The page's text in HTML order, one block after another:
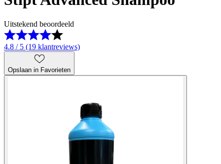
Uitstekend beoordeeld
4.8 / 5 (19 klantreviews)
Opslaan in Favorieten